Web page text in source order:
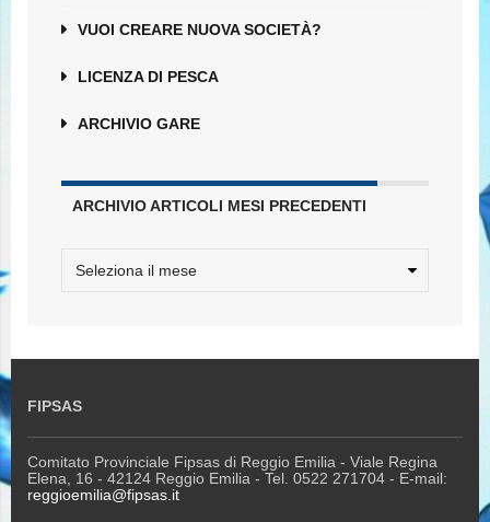
VUOI CREARE NUOVA SOCIETÀ?
LICENZA DI PESCA
ARCHIVIO GARE
ARCHIVIO ARTICOLI MESI PRECEDENTI
FIPSAS
Comitato Provinciale Fipsas di Reggio Emilia - Viale Regina
Elena, 16 - 42124 Reggio Emilia - Tel. 0522 271704 - E-mail:
reggioemilia@fipsas.it